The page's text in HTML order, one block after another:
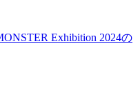
Exhibition 2024の